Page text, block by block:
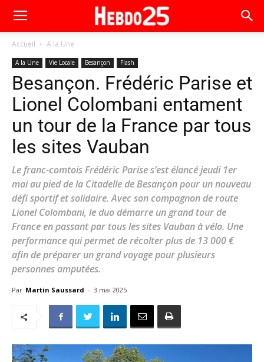
Accueil A la Une
A la Une Vie Locale Besançon Flash
Besançon. Frédéric Parise et
Lionel Colombani entament
un tour de la France par tous
les sites Vauban
Le franc-comtois Frédéric Parise s’est élancé jeudi 1er
mai au pied de la Citadelle de Besançon pour un nouveau
défi sportif et solidaire. Avec son compagnon de route
Lionel Colombani, le duo démarre un grand tour de
France en passant par tous les sites Vauban à vélo. Une
performance qui permet de récolter plus de 13 000 €
afin de préparer un grand voyage pour plusieurs
personnes amputées.
Par Martin Saussard - 3 mai 2025